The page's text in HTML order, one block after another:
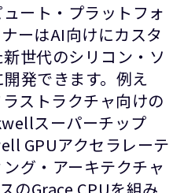
ート・プラットフォ
ーはAI向けにカスタ
世代のシリコン・ソ
発できます。例え
ストラクチャ向けの
スーパーチップ
GPUアクセラレーテ
グ・アーキテクチャ